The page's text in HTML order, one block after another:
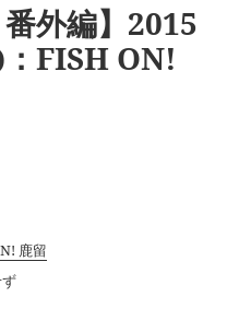
番外編】2015
FISH ON!
鹿留